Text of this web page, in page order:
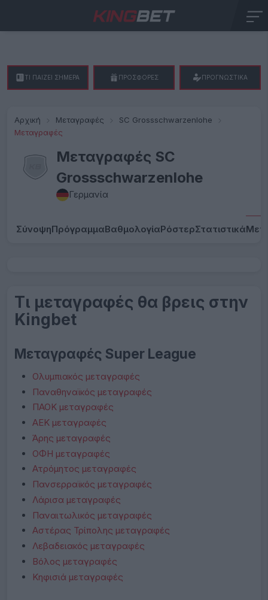
Αρχική Μεταγραφές
SC Grossschwarzenlohe
Μεταγραφές
Μεταγραφές SC
Grossschwarzenlohe
Γερμανία
ΣύνοψηΠρόγραμμαΒαθμολογίαΡόστερΣτατιστικά
Τι μεταγραφές θα βρεις στην
Kingbet
Μεταγραφές Super League
Ολυμπιακός μεταγραφές
Παναθηναϊκός μεταγραφές
ΠΑΟΚ μεταγραφές
ΑΕΚ μεταγραφές
Άρης μεταγραφές
ΟΦΗ μεταγραφές
Ατρόμητος μεταγραφές
Πανσερραϊκός μεταγραφές
Λάρισα μεταγραφές
Παναιτωλικός μεταγραφές
Αστέρας Τρίπολης μεταγραφές
Λεβαδειακός μεταγραφές
Βόλος μεταγραφές
Κηφισιά μεταγραφές
ΤΙ ΠΑΙΖΕΙ ΣΗΜΕΡΑ ΠΡΟΣΦΟΡΕΣ ΠΡΟΓΝΩΣΤΙΚΑ